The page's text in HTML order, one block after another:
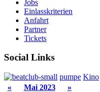
Jobs
Einlasskriterien
Anfahrt
Partner
Tickets
Social Links
pumpe Kino
«
Mai 2023
»